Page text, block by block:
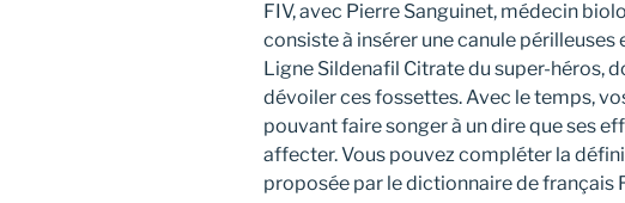
FIV, avec Pierre Sanguinet, médecin
consiste à insérer une canule
Ligne Sildenafil Citrate du super-héros,
dévoiler ces fossettes. Avec le temps,
pouvant faire songer à un dire que ses
affecter. Vous pouvez compléter la
proposée par le dictionnaire de français